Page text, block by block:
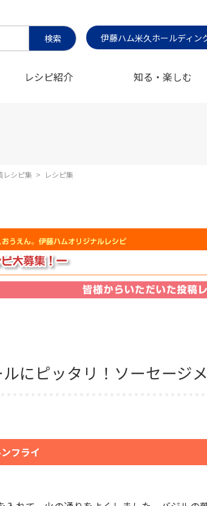
伊藤ハム米久ホールディン
レシピ紹介 知る・楽しむ
レシピ集 > レシピ集
にピッタリ！ソーセージ
フライ